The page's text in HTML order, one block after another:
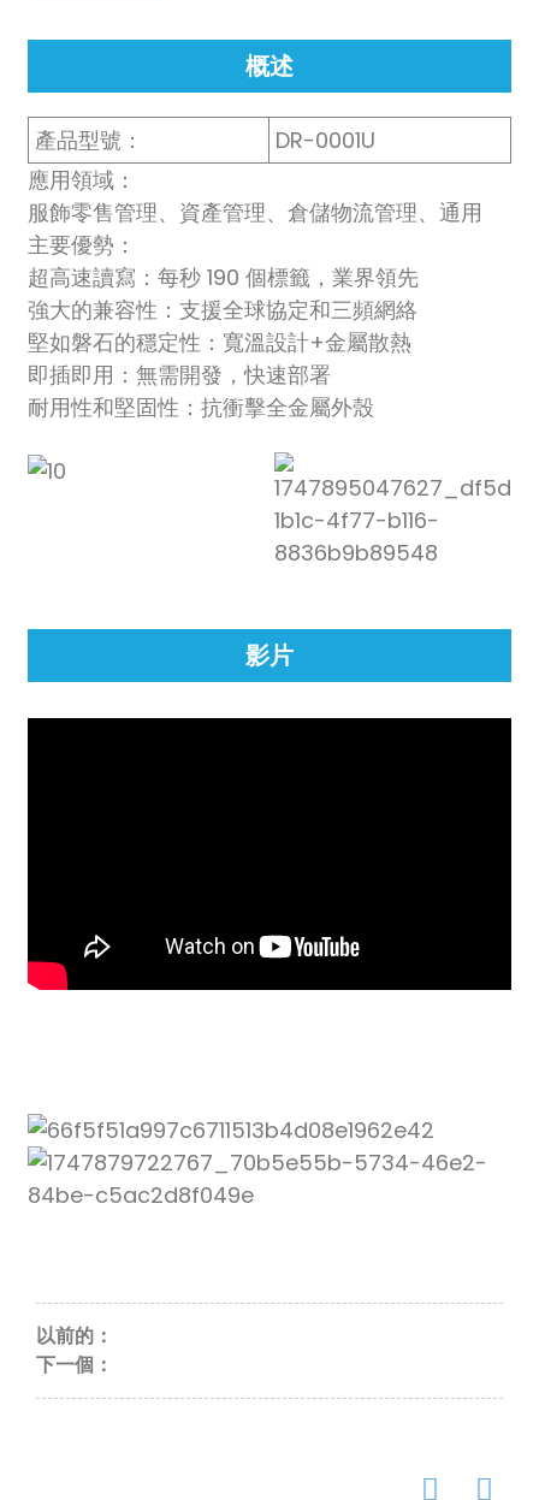
概述
產品型號：
DR-0001U
應用領域：
服飾零售管理、資產管理、倉儲物流管理、通用
主要優勢：
超高速讀寫：每秒 190 個標籤，業界領先
強大的兼容性：支援全球協定和三頻網絡
堅如磐石的穩定性：寬溫設計+金屬散熱
即插即用：無需開發，快速部署
耐用性和堅固性：抗衝擊全金屬外殼
影片
以前的：
下一個：